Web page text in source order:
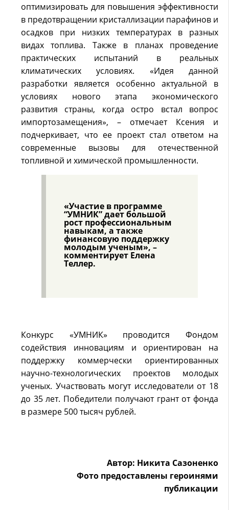
оптимизировать для повышения эффективности
в предотвращении кристаллизации парафинов и
осадков при низких температурах в разных
видах топлива. Также в планах проведение
практических испытаний в реальных
климатических условиях. «Идея данной
разработки является особенно актуальной в
условиях нового этапа экономического
развития страны, когда остро встал вопрос
импортозамещения», – отмечает Ксения и
подчеркивает, что ее проект стал ответом на
современные вызовы для отечественной
топливной и химической промышленности.
«Участие в программе
“УМНИК” дает большой
рост профессиональным
навыкам, а также
финансовую поддержку
молодым ученым», –
комментирует Елена
Теллер.
Конкурс «УМНИК» проводится Фондом
содействия инновациям и ориентирован на
поддержку коммерчески ориентированных
научно-технологических проектов молодых
ученых. Участвовать могут исследователи от 18
до 35 лет. Победители получают грант от фонда
в размере 500 тысяч рублей.
Автор: Никита Сазоненко
Фото предоставлены героинями
публикации